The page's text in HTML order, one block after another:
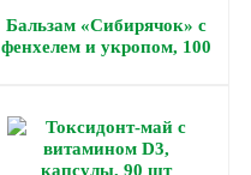
Бальзам «Сибирячок» с
фенхелем и укропом, 100